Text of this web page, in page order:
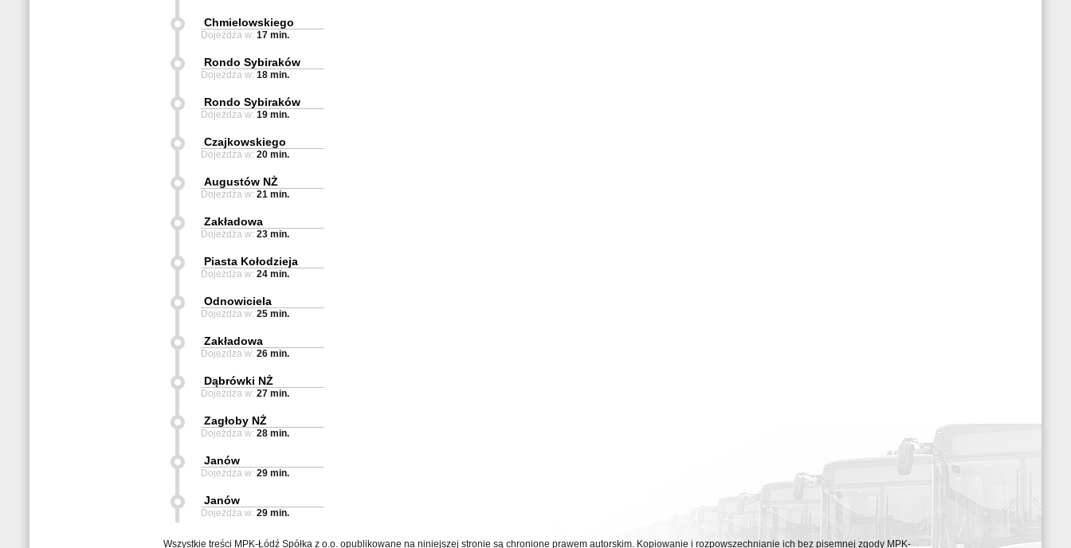
Chmielowskiego
Dojeżdża w: 17 min.
Rondo Sybiraków
Dojeżdża w: 18 min.
Rondo Sybiraków
Dojeżdża w: 19 min.
Czajkowskiego
Dojeżdża w: 20 min.
Augustów NŻ
Dojeżdża w: 21 min.
Zakładowa
Dojeżdża w: 23 min.
Piasta Kołodzieja
Dojeżdża w: 24 min.
Odnowiciela
Dojeżdża w: 25 min.
Zakładowa
Dojeżdża w: 26 min.
Dąbrówki NŻ
Dojeżdża w: 27 min.
Zagłoby NŻ
Dojeżdża w: 28 min.
Janów
Dojeżdża w: 29 min.
Janów
Dojeżdża w: 29 min.
Wszystkie treści MPK-Łódź Spółka z o.o. opublikowane na niniejszej stronie są chronione prawem autorskim. Kopiowanie i rozpowszechnianie ich bez pisemnej zgody MPK-